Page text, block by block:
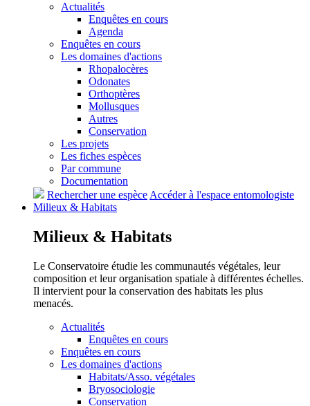
Actualités
Enquêtes en cours
Agenda
Enquêtes en cours
Les domaines d'actions
Rhopalocères
Odonates
Orthoptères
Mollusques
Autres
Conservation
Les projets
Les fiches espèces
Par commune
Documentation
Rechercher une espèce Accéder à l'espace entomologiste
Milieux & Habitats
Milieux & Habitats
Le Conservatoire étudie les communautés végétales, leur
composition et leur organisation spatiale à différentes échelles.
Il intervient pour la conservation des habitats les plus
menacés.
Actualités
Enquêtes en cours
Enquêtes en cours
Les domaines d'actions
Habitats/Asso. végétales
Bryosociologie
Conservation